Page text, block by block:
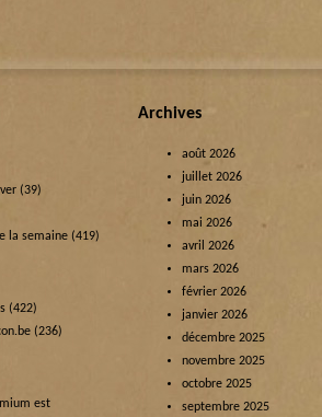
(39)
la semaine (419)
(422)
(236)
est
Archives
août 2026
juillet 2026
juin 2026
mai 2026
avril 2026
mars 2026
février 2026
janvier 2026
décembre 2025
novembre 2025
octobre 2025
septembre 2025